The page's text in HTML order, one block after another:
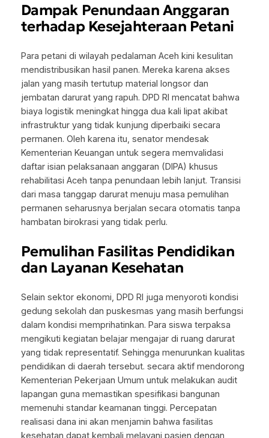
Dampak Penundaan Anggaran
terhadap Kesejahteraan Petani
Para petani di wilayah pedalaman Aceh kini kesulitan
mendistribusikan hasil panen. Mereka karena akses
jalan yang masih tertutup material longsor dan
jembatan darurat yang rapuh. DPD RI mencatat bahwa
biaya logistik meningkat hingga dua kali lipat akibat
infrastruktur yang tidak kunjung diperbaiki secara
permanen. Oleh karena itu, senator mendesak
Kementerian Keuangan untuk segera memvalidasi
daftar isian pelaksanaan anggaran (DIPA) khusus
rehabilitasi Aceh tanpa penundaan lebih lanjut. Transisi
dari masa tanggap darurat menuju masa pemulihan
permanen seharusnya berjalan secara otomatis tanpa
hambatan birokrasi yang tidak perlu.
Pemulihan Fasilitas Pendidikan
dan Layanan Kesehatan
Selain sektor ekonomi, DPD RI juga menyoroti kondisi
gedung sekolah dan puskesmas yang masih berfungsi
dalam kondisi memprihatinkan. Para siswa terpaksa
mengikuti kegiatan belajar mengajar di ruang darurat
yang tidak representatif. Sehingga menurunkan kualitas
pendidikan di daerah tersebut. secara aktif mendorong
Kementerian Pekerjaan Umum untuk melakukan audit
lapangan guna memastikan spesifikasi bangunan
memenuhi standar keamanan tinggi. Percepatan
realisasi dana ini akan menjamin bahwa fasilitas
kesehatan dapat kembali melayani pasien dengan